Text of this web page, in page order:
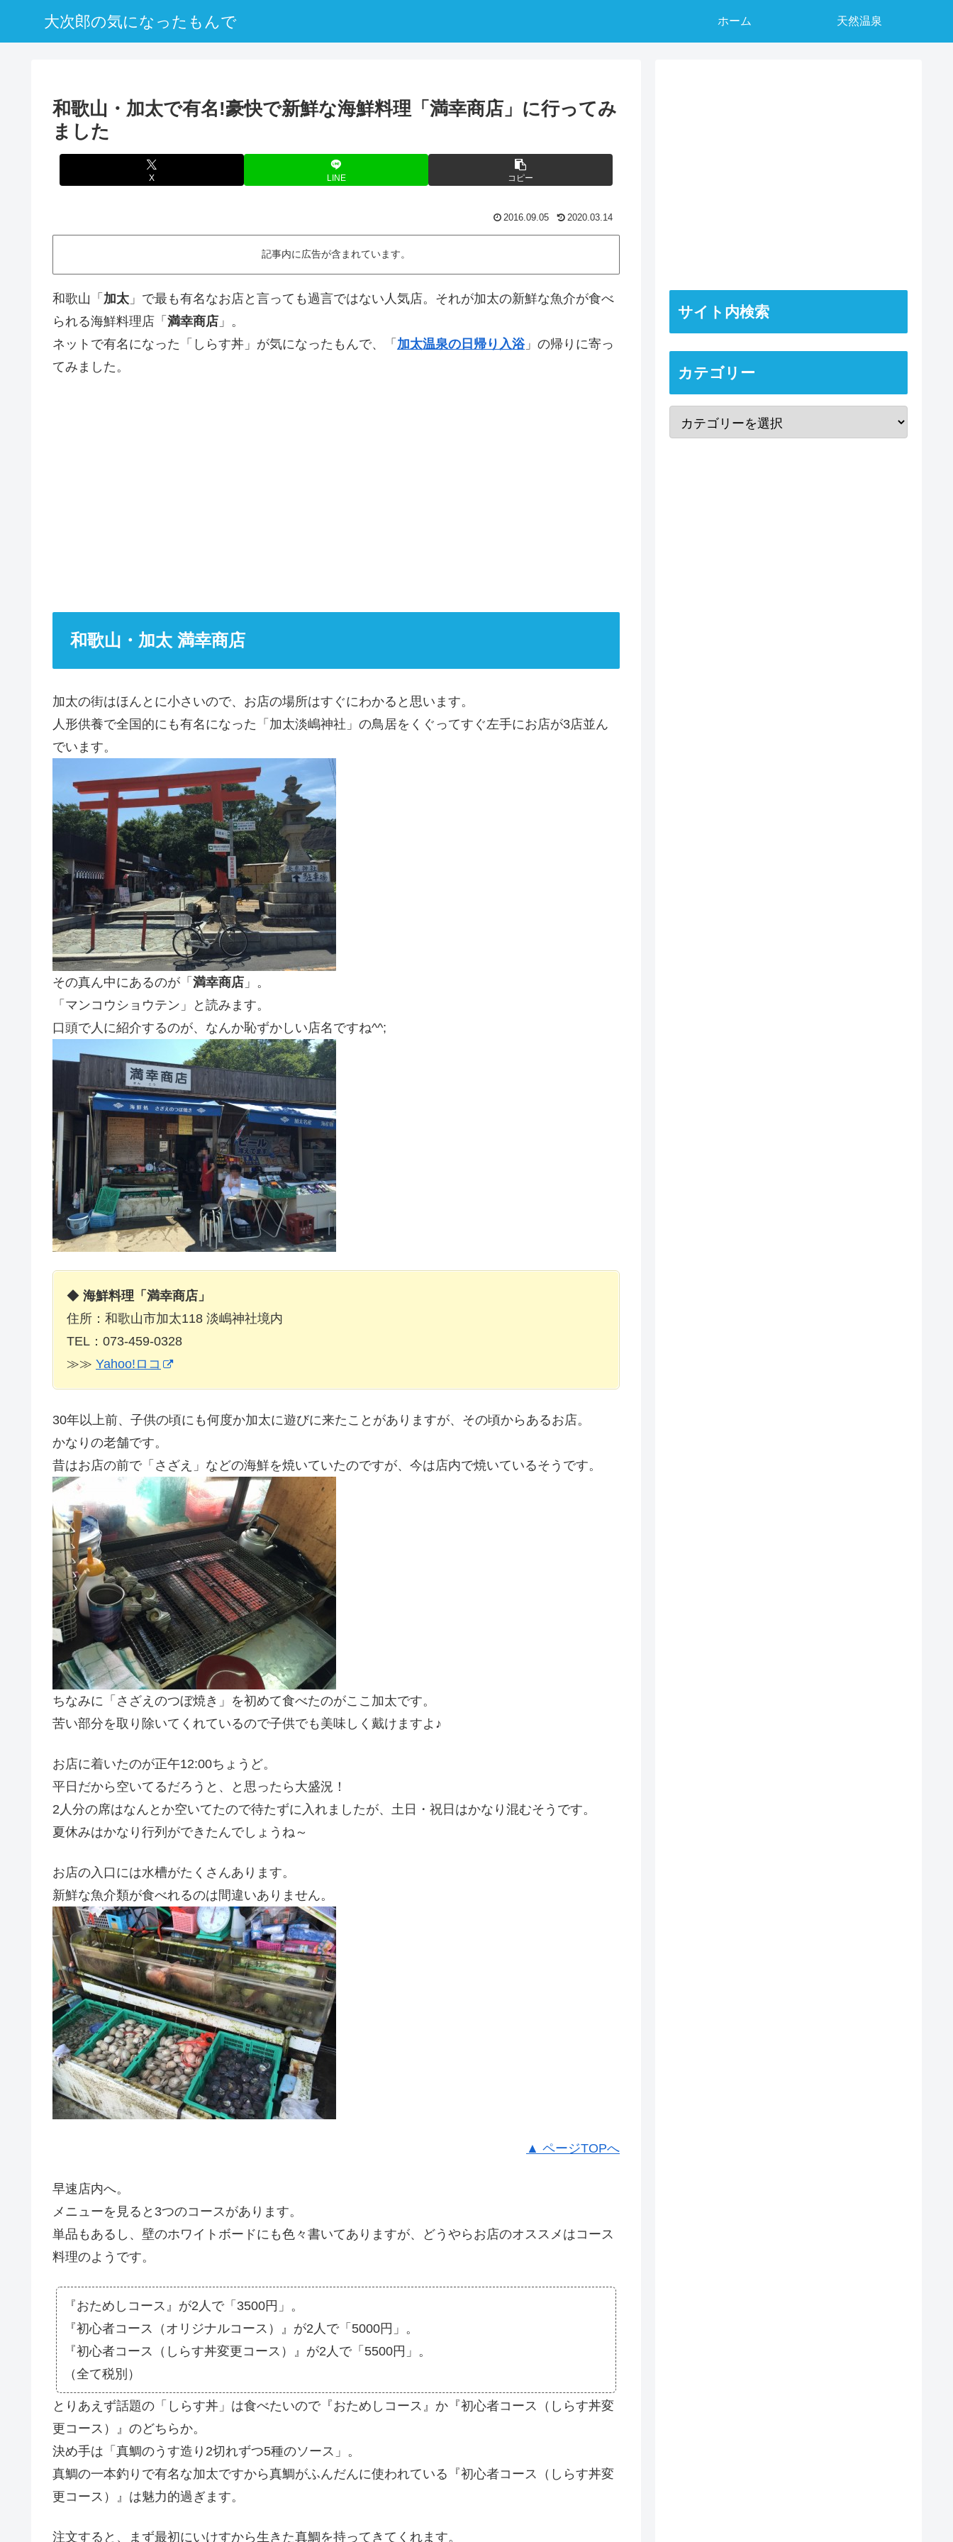
大次郎の気になったもんで ホーム 天然温泉
和歌山・加太で有名!豪快で新鮮な海鮮料理「満幸商店」に行ってみ
ました
X LINE コピー
2016.09.05 2020.03.14
記事内に広告が含まれています。
和歌山「 加太 」で最も有名なお店と言っても過言ではない人気店。それが加太の新鮮な魚介が食べ
られる海鮮料理店「 満幸商店 」。
ネットで有名になった「しらす丼」が気になったもんで、「 加太温泉の日帰り入浴」の帰りに寄っ
てみました。
和歌山・加太 満幸商店
加太の街はほんとに小さいので、お店の場所はすぐにわかると思います。
人形供養で全国的にも有名になった「加太淡嶋神社」の鳥居をくぐってすぐ左手にお店が3店並ん
でいます。
その真ん中にあるのが「 満幸商店 」。
「マンコウショウテン」と読みます。
口頭で人に紹介するのが、なんか恥ずかしい店名ですね^^;
◆ 海鮮料理「満幸商店」
住所：和歌山市加太118 淡嶋神社境内
TEL：073-459-0328
≫≫ Yahoo!ロコ
30年以上前、子供の頃にも何度か加太に遊びに来たことがありますが、その頃からあるお店。
かなりの老舗です。
昔はお店の前で「さざえ」などの海鮮を焼いていたのですが、今は店内で焼いているそうです。
ちなみに「さざえのつぼ焼き」を初めて食べたのがここ加太です。
苦い部分を取り除いてくれているので子供でも美味しく戴けますよ♪
お店に着いたのが正午12:00ちょうど。
平日だから空いてるだろうと、と思ったら大盛況！
2人分の席はなんとか空いてたので待たずに入れましたが、土日・祝日はかなり混むそうです。
夏休みはかなり行列ができたんでしょうね～
お店の入口には水槽がたくさんあります。
新鮮な魚介類が食べれるのは間違いありません。
▲ ページTOPへ
早速店内へ。
メニューを見ると3つのコースがあります。
単品もあるし、壁のホワイトボードにも色々書いてありますが、どうやらお店のオススメはコース
料理のようです。
『おためしコース』が2人で「3500円」。
『初心者コース（オリジナルコース）』が2人で「5000円」。
『初心者コース（しらす丼変更コース）』が2人で「5500円」。
（全て税別）
とりあえず話題の「しらす丼」は食べたいので『おためしコース』か『初心者コース（しらす丼変
更コース）』のどちらか。
決め手は「真鯛のうす造り2切れずつ5種のソース」。
真鯛の一本釣りで有名な加太ですから真鯛がふんだんに使われている『初心者コース（しらす丼変
更コース）』は魅力的過ぎます。
注文すると、まず最初にいけすから生きた真鯛を持ってきてくれます。
サイト内検索
カテゴリー